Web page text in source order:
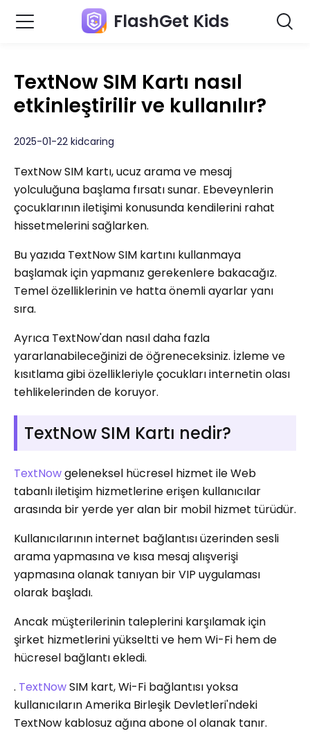
FlashGet Kids
TextNow SIM Kartı nasıl
etkinleştirilir ve kullanılır?
2025-01-22 kidcaring
TextNow SIM kartı, ucuz arama ve mesaj
yolculuğuna başlama fırsatı sunar. Ebeveynlerin
çocuklarının iletişimi konusunda kendilerini rahat
hissetmelerini sağlarken.
Bu yazıda TextNow SIM kartını kullanmaya
başlamak için yapmanız gerekenlere bakacağız.
Temel özelliklerinin ve hatta önemli ayarlar yanı
sıra.
Ayrıca TextNow'dan nasıl daha fazla
yararlanabileceğinizi de öğreneceksiniz. İzleme ve
kısıtlama gibi özellikleriyle çocukları internetin olası
tehlikelerinden de koruyor.
TextNow SIM Kartı nedir?
TextNowgeleneksel hücresel hizmet ile Web
tabanlı iletişim hizmetlerine erişen kullanıcılar
arasında bir yerde yer alan bir mobil hizmet türüdür.
Kullanıcılarının internet bağlantısı üzerinden sesli
arama yapmasına ve kısa mesaj alışverişi
yapmasına olanak tanıyan bir VIP uygulaması
olarak başladı.
Ancak müşterilerinin taleplerini karşılamak için
şirket hizmetlerini yükseltti ve hem Wi-Fi hem de
hücresel bağlantı ekledi.
. TextNowSIM kart, Wi-Fi bağlantısı yoksa
kullanıcıların Amerika Birleşik Devletleri'ndeki
TextNow kablosuz ağına abone ol olanak tanır.